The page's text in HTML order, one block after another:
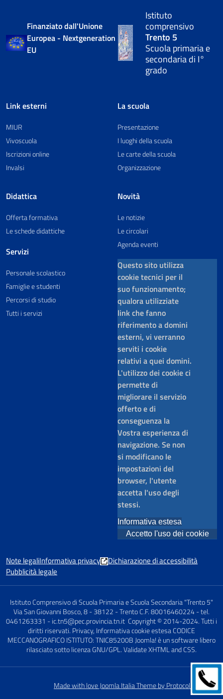
Finanziato dall'Unione
Europea - Nextgeneration
EU
Istituto
comprensivo
Trento 5
Scuola primaria e
secondaria di I°
grado
Link esterni
MIUR
Vivoscuola
Iscrizioni online
Invalsi
La scuola
Presentazione
I luoghi della scuola
Le carte della scuola
Organizzazione
Didattica
Offerta formativa
Le schede didattiche
Servizi
Personale scolastico
Famiglie e studenti
Percorsi di studio
Tutti i servizi
Novità
Le notizie
Le circolari
Agenda eventi
Questo sito utilizza
cookie tecnici per il
suo funzionamento;
qualora utilizziate
link che fanno
riferimento a domini
esterni, vi verranno
serviti i cookie
relativi a quei domini.
L'utilizzo dei cookie ci
permette di
migliorare il servizio
offerto e di
conseguenza la
Vostra esperienza di
navigazione. Se non
si modificano le
impostazioni del
browser, l'utente
accetta l'uso degli
stessi.
Informativa estesa
Accetto l'uso dei cookie
Note legaliInformativa privacy
Dichiarazione di accessibilità
Pubblicità legale
Istituto Comprensivo di Scuola Primaria e Scuola Secondaria "Trento 5"
Via San Giovanni Bosco, 8 - 38122 - Trento C.F. 80016460224 - tel.
0461263331 - ic.tn5@pec.provincia.tn.it Copyright © 2014-2024. Tutti i
diritti riservati. Privacy, Informativa cookie estesa CODICE
MECCANOGRAFICO ISTITUTO: TNIC85200B Joomla! è un software libero
rilasciato sotto licenza GNU/GPL. Validate XHTML and CSS.
Made with love Joomla Italia Theme by Protocolli Creativi